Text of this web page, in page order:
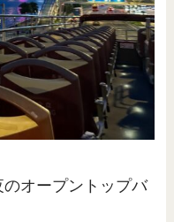
オープントップバ